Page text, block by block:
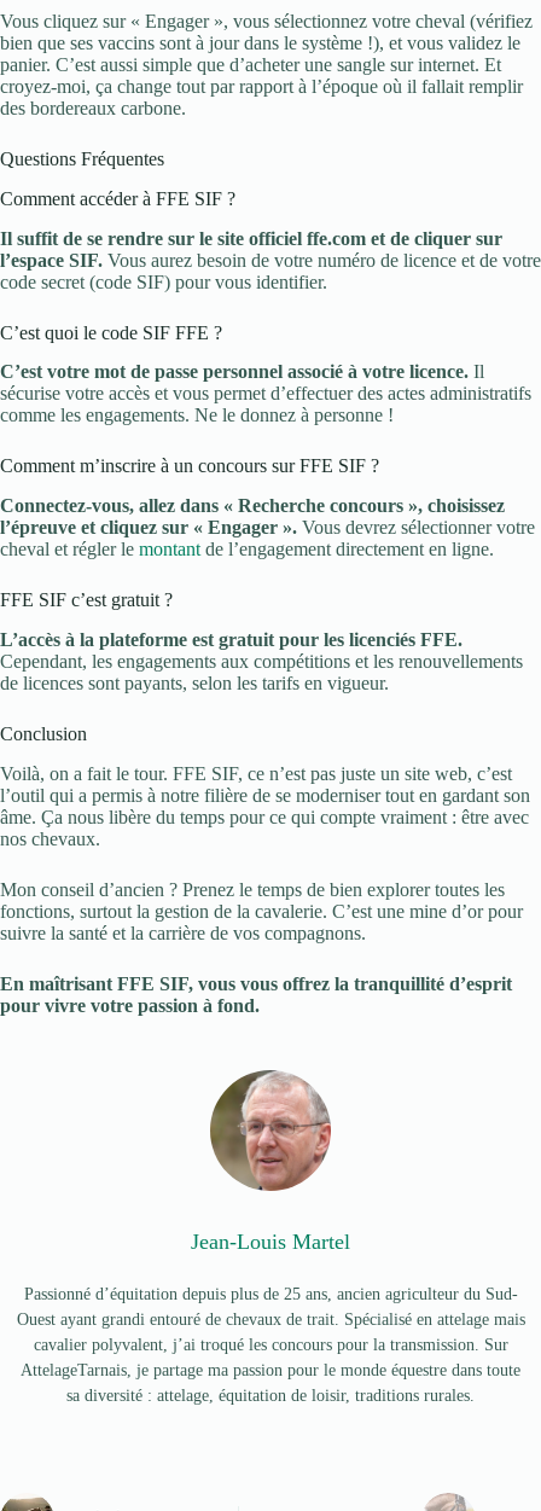
Vous cliquez sur « Engager », vous sélectionnez votre cheval (vérifiez
bien que ses vaccins sont à jour dans le système !), et vous validez le
panier. C’est aussi simple que d’acheter une sangle sur internet. Et
croyez-moi, ça change tout par rapport à l’époque où il fallait remplir
des bordereaux carbone.
Questions Fréquentes
Comment accéder à FFE SIF ?
Il suffit de se rendre sur le site officiel ffe.com et de cliquer sur
l’espace SIF. Vous aurez besoin de votre numéro de licence et de votre
code secret (code SIF) pour vous identifier.
C’est quoi le code SIF FFE ?
C’est votre mot de passe personnel associé à votre licence. Il
sécurise votre accès et vous permet d’effectuer des actes administratifs
comme les engagements. Ne le donnez à personne !
Comment m’inscrire à un concours sur FFE SIF ?
Connectez-vous, allez dans « Recherche concours », choisissez
l’épreuve et cliquez sur « Engager ». Vous devrez sélectionner votre
cheval et régler le montant de l’engagement directement en ligne.
FFE SIF c’est gratuit ?
L’accès à la plateforme est gratuit pour les licenciés FFE.
Cependant, les engagements aux compétitions et les renouvellements
de licences sont payants, selon les tarifs en vigueur.
Conclusion
Voilà, on a fait le tour. FFE SIF, ce n’est pas juste un site web, c’est
l’outil qui a permis à notre filière de se moderniser tout en gardant son
âme. Ça nous libère du temps pour ce qui compte vraiment : être avec
nos chevaux.
Mon conseil d’ancien ? Prenez le temps de bien explorer toutes les
fonctions, surtout la gestion de la cavalerie. C’est une mine d’or pour
suivre la santé et la carrière de vos compagnons.
En maîtrisant FFE SIF, vous vous offrez la tranquillité d’esprit
pour vivre votre passion à fond.
Jean-Louis Martel
Passionné d’équitation depuis plus de 25 ans, ancien agriculteur du Sud-
Ouest ayant grandi entouré de chevaux de trait. Spécialisé en attelage mais
cavalier polyvalent, j’ai troqué les concours pour la transmission. Sur
AttelageTarnais, je partage ma passion pour le monde équestre dans toute
sa diversité : attelage, équitation de loisir, traditions rurales.